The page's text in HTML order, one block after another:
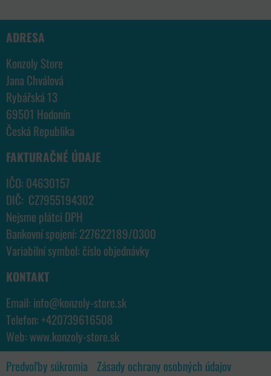
ADRESA
Konzoly Store
Jana Chválová
Rybářská 13
69501 Hodonín
Česká Republika
FAKTURAČNÉ ÚDAJE
IČO: 04630157
DIČ: CZ7955194302
Nejsme plátci DPH
Bankovní spojení: 227622189/0300
Variabilní symbol: číslo objednávky
KONTAKT
Email: info@konzoly-store.sk
Telefon:+420739616508
Web: www.konzoly-store.sk
Predvoľby súkromia Zásady ochrany osobných údajov